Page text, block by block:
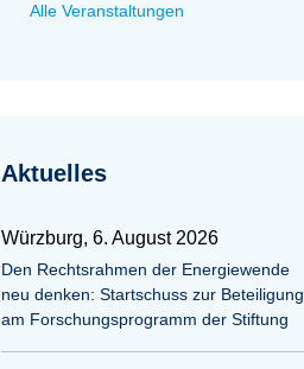
Alle Veranstaltungen
Aktuelles
Würzburg, 6. August 2026
Den Rechtsrahmen der Energiewende
neu denken: Startschuss zur Beteiligung
am Forschungsprogramm der Stiftung